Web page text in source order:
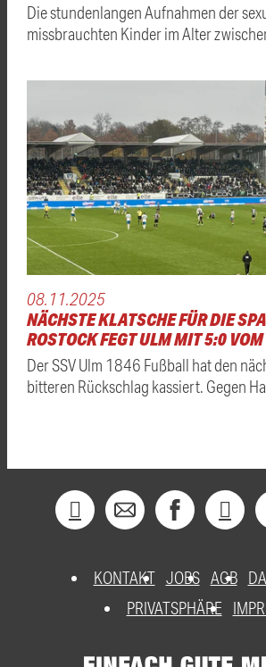
Die stundenlangen Aufnahmen der
missbrauchten Kinder im Alter
08.11.2025
NÄCHSTE KLATSCHE FÜR DIE
ROSTOCK FEGT ULM MIT 5:0
Der SSV Ulm 1846 Fußball hat den
bitteren Rückschlag kassiert. Gegen
KONTAKT JOBS AGB
PRIVATSPHÄRE